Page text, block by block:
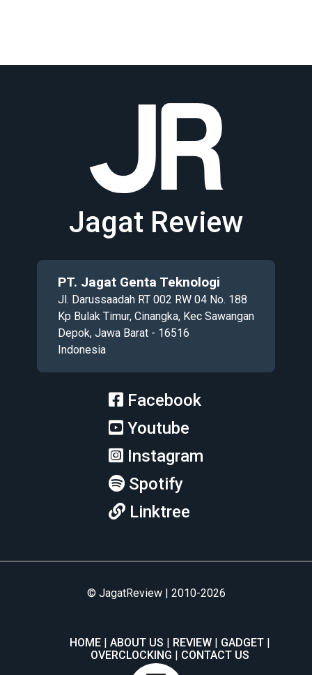
Jagat Review
PT. Jagat Genta Teknologi
Jl. Darussaadah RT 002 RW 04 No. 188
Kp Bulak Timur, Cinangka, Kec Sawangan
Depok, Jawa Barat - 16516
Indonesia
Facebook
Youtube
Instagram
Spotify
Linktree
© JagatReview | 2010-2026
HOME ABOUT US REVIEW
GADGET
OVERCLOCKING
CONTACT US